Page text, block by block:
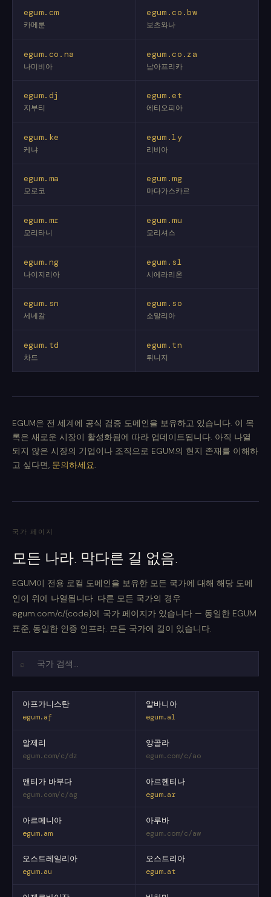
egum.cm
카메룬
egum.co.bw
보츠와나
egum.co.na
나미비아
egum.co.za
남아프리카
egum.dj
지부티
egum.et
에티오피아
egum.ke
케냐
egum.ly
리비아
egum.ma
모로코
egum.mg
마다가스카르
egum.mr
모리타니
egum.mu
모리셔스
egum.ng
나이지리아
egum.sl
시에라리온
egum.sn
세네갈
egum.so
소말리아
egum.td
차드
egum.tn
튀니지
EGUM은 전 세계에 공식 검증 도메인을 보유하고 있습니다. 이 목
록은 새로운 시장이 활성화됨에 따라 업데이트됩니다. 아직 나열
되지 않은 시장의 기업이나 조직으로 EGUM의 현지 존재를 이해하
고 싶다면, 문의하세요.
국가 페이지
모든 나라. 막다른 길 없음.
EGUM이 전용 로컬 도메인을 보유한 모든 국가에 대해 해당 도메
인이 위에 나열됩니다. 다른 모든 국가의 경우
egum.com/c/{code}에 국가 페이지가 있습니다 — 동일한 EGUM
표준, 동일한 인증 인프라. 모든 국가에 길이 있습니다.
⌕
아프가니스탄
egum.af
알바니아
egum.al
알제리
egum.com/c/dz
앙골라
egum.com/c/ao
앤티가 바부다
egum.com/c/ag
아르헨티나
egum.ar
아르메니아
egum.am
아루바
egum.com/c/aw
오스트레일리아
egum.au
오스트리아
egum.at